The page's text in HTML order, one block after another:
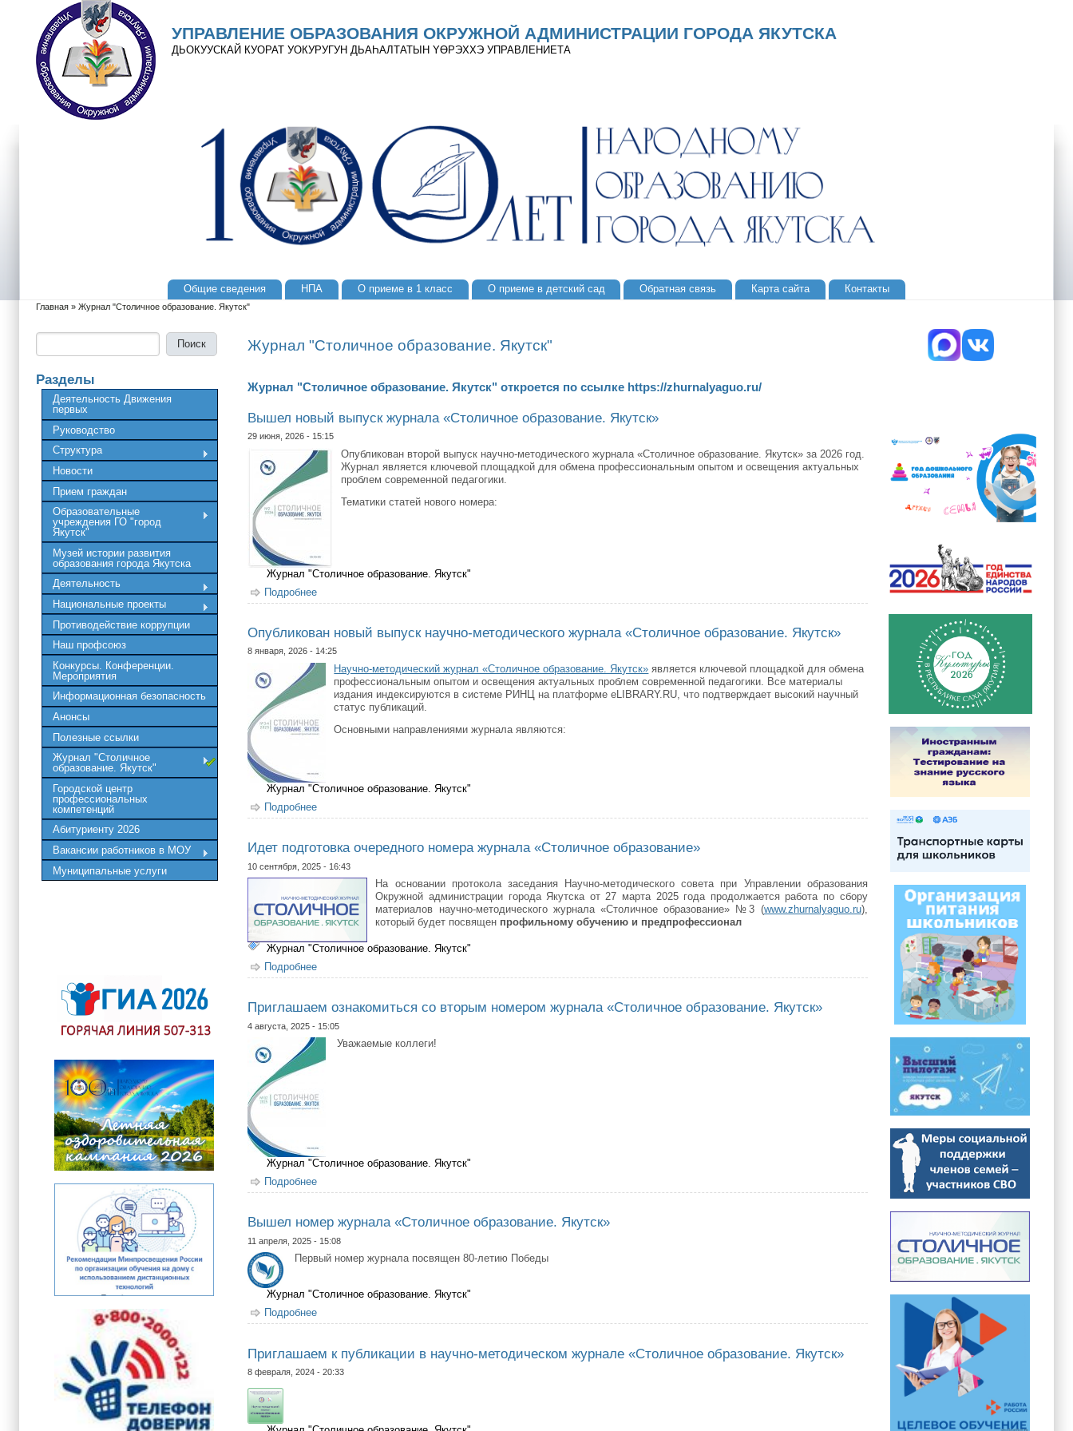
Перейти к основному содержанию
Skip to search
УПРАВЛЕНИЕ ОБРАЗОВАНИЯ ОКРУЖНОЙ АДМИНИСТРАЦИИ ГОРОДА ЯКУТСКА
ДЬОКУУСКАЙ КУОРАТ УОКУРУГУН ДЬАҺАЛТАТЫН YӨРЭХХЭ УПРАВЛЕНИЕТА
Общие сведения НПА О приеме в 1 класс О приеме в детский сад Обратная связь Карта сайта Контакты
Вы здесь
Главная » Журнал "Столичное образование. Якутск"
Разделы
Деятельность Движения
первых
Руководство
Структура
Новости
Прием граждан
Образовательные
учреждения ГО "город
Якутск"
Музей истории развития
образования города Якутска
Деятельность
Национальные проекты
Противодействие коррупции
Наш профсоюз
Конкурсы. Конференции.
Мероприятия
Информационная безопасность
Анонсы
Полезные ссылки
Журнал "Столичное
образование. Якутск"
Городской центр
профессиональных
компетенций
Абитуриенту 2026
Вакансии работников в МОУ
Муниципальные услуги
Журнал "Столичное образование. Якутск"
Журнал "Столичное образование. Якутск" откроется по ссылке https://zhurnalyaguo.ru/
Вышел новый выпуск журнала «Столичное образование. Якутск»
29 июня, 2026 - 15:15
Опубликован второй выпуск научно-методического журнала «Столичное образование. Якутск» за 2026 год.
Журнал является ключевой площадкой для обмена профессиональным опытом и освещения актуальных
проблем современной педагогики.
Тематики статей нового номера:
Журнал "Столичное образование. Якутск"
Подробнее
Опубликован новый выпуск научно-методического журнала «Столичное образование. Якутск»
8 января, 2026 - 14:25
Научно-методический журнал «Столичное образование. Якутск» является ключевой площадкой для обмена
профессиональным опытом и освещения актуальных проблем современной педагогики. Все материалы
издания индексируются в системе РИНЦ на платформе eLIBRARY.RU, что подтверждает высокий научный
статус публикаций.
Основными направлениями журнала являются:
Журнал "Столичное образование. Якутск"
Подробнее
Идет подготовка очередного номера журнала «Столичное образование»
10 сентября, 2025 - 16:43
На основании протокола заседания Научно-методического совета при Управлении образования
Окружной администрации города Якутска от 27 марта 2025 года продолжается работа по сбору
материалов научно-методического журнала «Столичное образование» №3 (www.zhurnalyaguo.ru),
который будет посвящен профильному обучению и предпрофессионал
Журнал "Столичное образование. Якутск"
Подробнее
Приглашаем ознакомиться со вторым номером журнала «Столичное образование. Якутск»
4 августа, 2025 - 15:05
Уважаемые коллеги!
Журнал "Столичное образование. Якутск"
Подробнее
Вышел номер журнала «Столичное образование. Якутск»
11 апреля, 2025 - 15:08
Первый номер журнала посвящен80-летию Победы
Журнал "Столичное образование. Якутск"
Подробнее
Приглашаем к публикации в научно-методическом журнале «Столичное образование. Якутск»
8 февраля, 2024 - 20:33